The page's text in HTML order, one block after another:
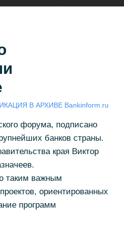
В АРХИВЕ Bankinform.ru
форума, подписано
банков страны.
края Виктор
таким важным
ориентированных
программ